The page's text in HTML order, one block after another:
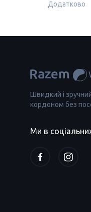
Додатково
Швидкий і
кордоном без
Ми в